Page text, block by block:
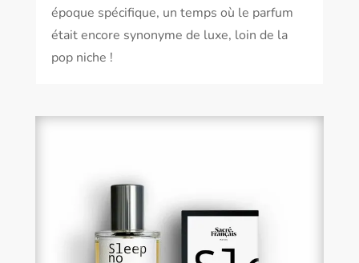
époque spécifique, un temps où le parfum
était encore synonyme de luxe, loin de la
pop niche !